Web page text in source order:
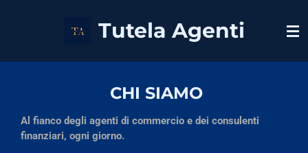
Tutela Agenti
CHI SIAMO
Al fianco degli agenti di commercio e dei consulenti
finanziari, ogni giorno.